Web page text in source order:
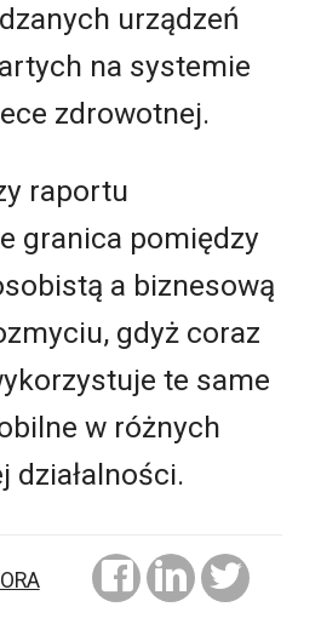
urządzeń
na systemie
zdrowotnej.
raportu
granica pomiędzy
a biznesową
gdyż coraz
te same
w różnych
działalności.